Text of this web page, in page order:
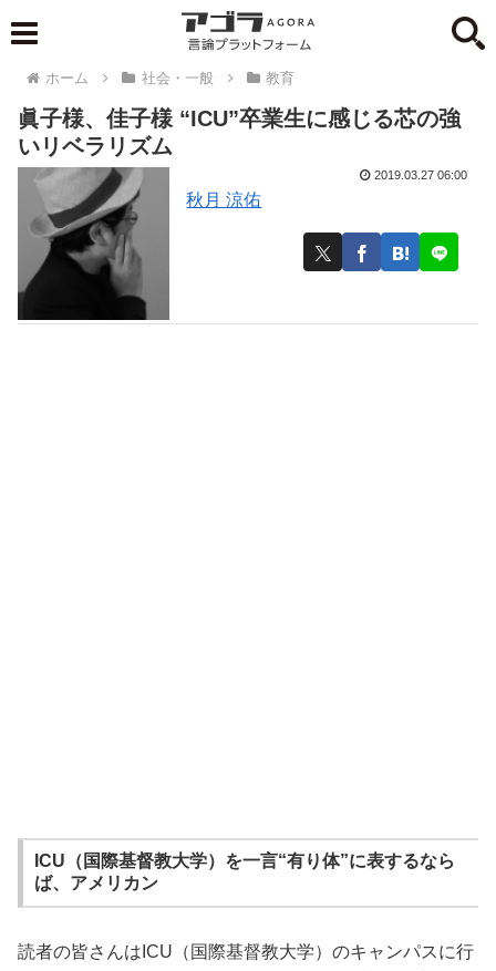
ホーム 社会・一般 教育
眞子様、佳子様 “ICU”卒業生に感じる芯の強
いリベラリズム
秋月 涼佑
2019.03.27 06:00
ICU（国際基督教大学）を一言“有り体”に表するなら
ば、アメリカン
読者の皆さんはICU（国際基督教大学）のキャンパスに行